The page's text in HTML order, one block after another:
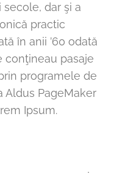
dar şi a
practic
în anii ’60 odată
conţineau pasaje
programele de
Aldus PageMaker
Ipsum.